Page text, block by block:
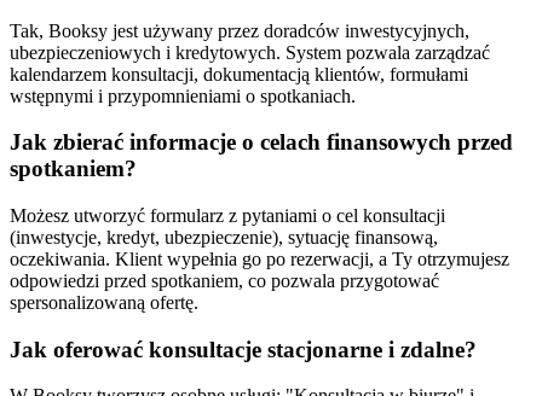
Tak, Booksy jest używany przez doradców inwestycyjnych,
ubezpieczeniowych i kredytowych. System pozwala zarządzać
kalendarzem konsultacji, dokumentacją klientów, formułami
wstępnymi i przypomnieniami o spotkaniach.
Jak zbierać informacje o celach finansowych przed
spotkaniem?
Możesz utworzyć formularz z pytaniami o cel konsultacji
(inwestycje, kredyt, ubezpieczenie), sytuację finansową,
oczekiwania. Klient wypełnia go po rezerwacji, a Ty otrzymujesz
odpowiedzi przed spotkaniem, co pozwala przygotować
spersonalizowaną ofertę.
Jak oferować konsultacje stacjonarne i zdalne?